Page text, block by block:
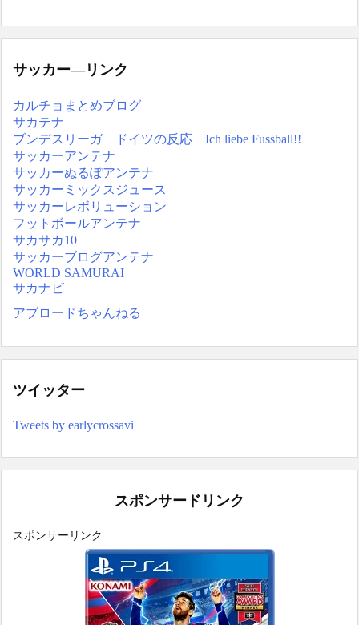
サッカー―リンク
カルチョまとめブログ
サカテナ
ブンデスリーガ ドイツの反応 Ich liebe Fussball!!
サッカーアンテナ
サッカーぬるぽアンテナ
サッカーミックスジュース
サッカーレボリューション
フットボールアンテナ
サカサカ10
サッカーブログアンテナ
WORLD SAMURAI
サカナビ
アブロードちゃんねる
ツイッター
Tweets by earlycrossavi
スポンサードリンク
スポンサーリンク